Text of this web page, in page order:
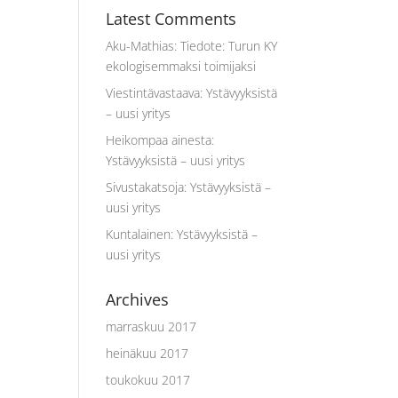
Latest Comments
Aku-Mathias:Tiedote: Turun KY
ekologisemmaksi toimijaksi
Viestintävastaava:Ystävyyksistä
– uusi yritys
Heikompaa ainesta:
Ystävyyksistä – uusi yritys
Sivustakatsoja:Ystävyyksistä –
uusi yritys
Kuntalainen:Ystävyyksistä –
uusi yritys
Archives
marraskuu 2017
heinäkuu 2017
toukokuu 2017